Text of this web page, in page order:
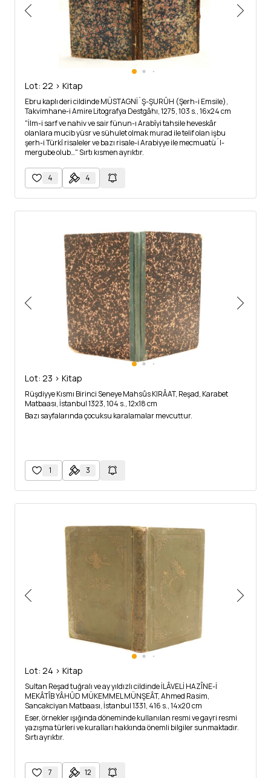
Lot: 22 > Kitap
Ebru kaplı deri cildinde MÜSTAGNİ´Ş-ŞURÛH (Şerh-i Emsile),
Takvimhane-i Amire Litografya Destgâhı, 1275, 103 s., 16x24 cm
"İlm-i sarf ve nahiv ve sair fünun-ı Arabîyi tahsile heveskâr
olanlara mucib yüsr ve sühulet olmak murad ile telif olan işbu
şerh-i Türkî risaleler ve bazı risale-i Arabiyye ile mecmuatü´l-
mergube olub…" Sırtı kısmen ayrıktır.
4 4
Lot: 23 > Kitap
Rüşdiyye Kısmı Birinci Seneye Mahsûs KIRÂAT, Reşad, Karabet
Matbaası, İstanbul 1323, 104 s., 12x18 cm
Bazı sayfalarında çocuksu karalamalar mevcuttur.
1 3
Lot: 24 > Kitap
Sultan Reşad tuğralı ve ay yıldızlı cildinde İLÂVELİ HAZÎNE-İ
MEKÂTÎB YÂHÛD MÜKEMMEL MÜNŞEÂT, Ahmed Rasim,
Sancakciyan Matbaası, İstanbul 1331, 416 s., 14x20 cm
Eser, örnekler ışığında döneminde kullanılan resmi ve gayri resmi
yazışma türleri ve kuralları hakkında önemli bilgiler sunmaktadır.
Sırtı ayrıktır.
7 12